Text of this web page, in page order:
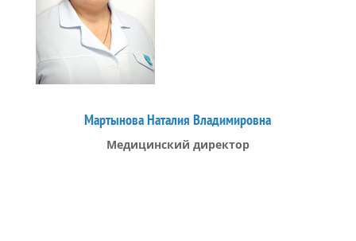
Мартынова Наталия Владимировна
Медицинский директор